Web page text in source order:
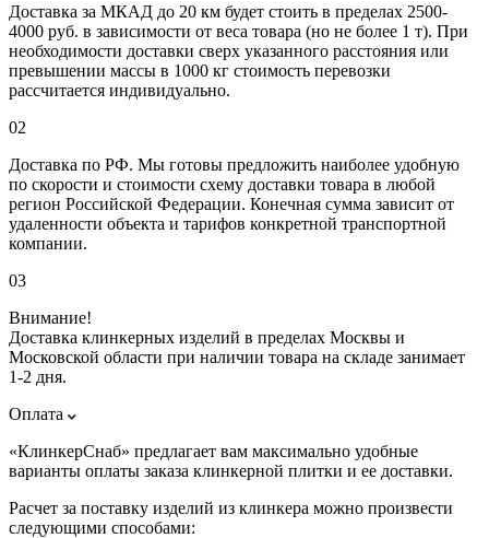
Доставка за МКАД до 20 км будет стоить в пределах 2500-
4000 руб. в зависимости от веса товара (но не более 1 т). При
необходимости доставки сверх указанного расстояния или
превышении массы в 1000 кг стоимость перевозки
рассчитается индивидуально.
02
Доставка по РФ. Мы готовы предложить наиболее удобную
по скорости и стоимости схему доставки товара в любой
регион Российской Федерации. Конечная сумма зависит от
удаленности объекта и тарифов конкретной транспортной
компании.
03
Внимание!
Доставка клинкерных изделий в пределах Москвы и
Московской области при наличии товара на складе занимает
1-2 дня.
Оплата
«КлинкерСнаб» предлагает вам максимально удобные
варианты оплаты заказа клинкерной плитки и ее доставки.
Расчет за поставку изделий из клинкера можно произвести
следующими способами: